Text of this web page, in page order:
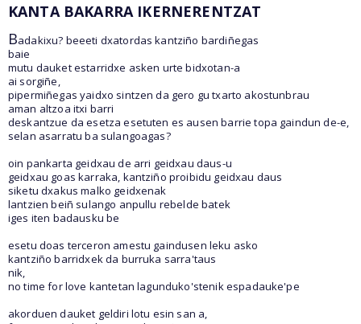
KANTA BAKARRA IKERNERENTZAT
Badakixu? beeeti dxatordas kantziño bardiñegas
baie
mutu dauket estarridxe asken urte bidxotan-a
ai sorgiñe,
pipermiñegas yaidxo sintzen da gero gu txarto akostunbrau
aman altzoa itxi barri
deskantzue da esetza esetuten es ausen barrie topa gaindun de-e,
selan asarratu ba sulangoagas?
oin pankarta geidxau de arri geidxau daus-u
geidxau goas karraka, kantziño proibidu geidxau daus
siketu dxakus malko geidxenak
lantzien beiñ sulango anpullu rebelde batek
iges iten badausku be
esetu doas terceron amestu gaindusen leku asko
kantziño barridxek da burruka sarra'taus
nik,
no time for love kantetan lagunduko'stenik espadauke'pe
akorduen dauket geldiri lotu esin san a,